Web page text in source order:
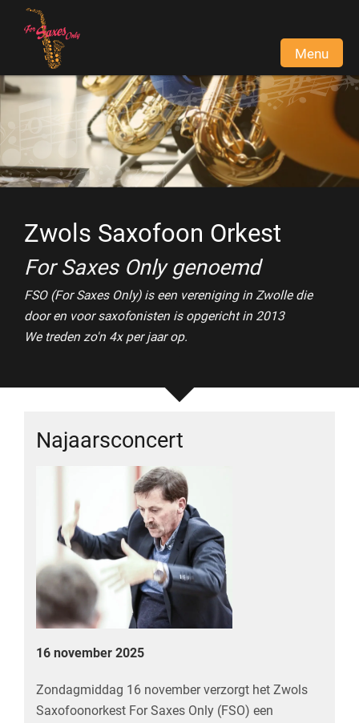
Contact
Word lid
Bel nu
E-mail
Menu
Zwols Saxofoon Orkest
For Saxes Only genoemd
FSO (For Saxes Only) is een vereniging in Zwolle die
door en voor saxofonisten is opgericht in 2013
We treden zo'n 4x per jaar op.
Najaarsconcert
16 november 2025
Zondagmiddag 16 november verzorgt het Zwols
Saxofoonorkest For Saxes Only (FSO) een